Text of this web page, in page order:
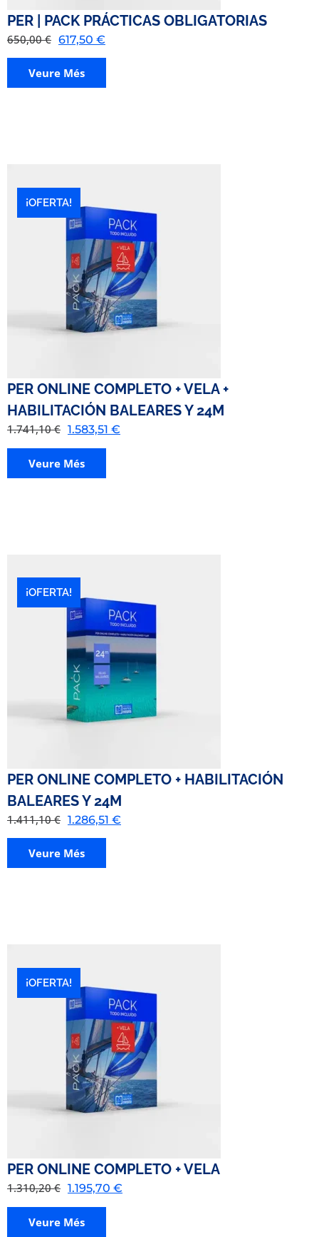
PER | PACK PRÁCTICAS OBLIGATORIAS
650,00€ 617,50 €
Veure Més
¡OFERTA!
PER ONLINE COMPLETO + VELA +
HABILITACIÓN BALEARES Y 24M
1.741,10€ 1.583,51 €
Veure Més
¡OFERTA!
PER ONLINE COMPLETO + HABILITACIÓN
BALEARES Y 24M
1.411,10€ 1.286,51 €
Veure Més
¡OFERTA!
PER ONLINE COMPLETO + VELA
1.310,20€ 1.195,70 €
Veure Més